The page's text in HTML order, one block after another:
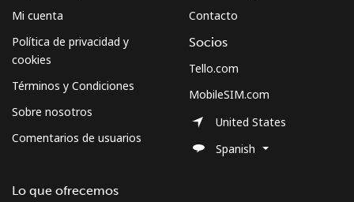
Mi cuenta
Política de privacidad y
cookies
Términos y Condiciones
Sobre nosotros
Comentarios de usuarios
Lo que ofrecemos
Contacto
Socios
Tello.com
MobileSIM.com
United States
Spanish